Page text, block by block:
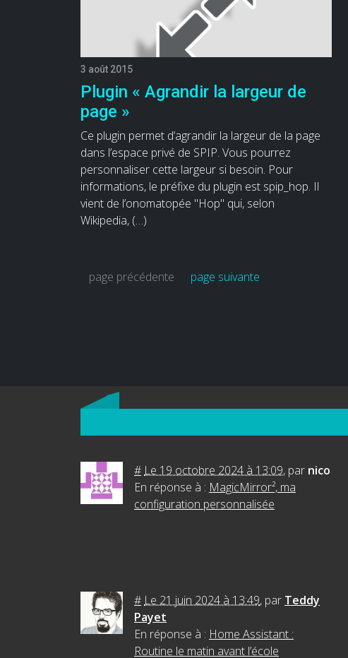
3 août 2015
Plugin « Agrandir la largeur de
page »
Ce plugin permet d’agrandir la largeur de la page
dans l’espace privé de SPIP. Vous pourrez
personnaliser cette largeur si besoin. Pour
informations, le préfixe du plugin est spip_hop. Il
vient de l’onomatopée "Hop" qui, selon
Wikipedia, (…)
page précédente page suivante
# Le 19 octobre 2024 à 13:09, par nico
En réponse à : MagicMirror², ma
configuration personnalisée
# Le 21 juin 2024 à 13:49, par Teddy
Payet
En réponse à : Home Assistant :
Routine le matin avant l’école